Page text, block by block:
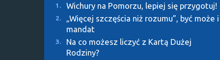
1. Wichury na Pomorzu, lepiej się przygotuj!
2.
„Więcej szczęścia niż rozumu”, być może i
mandat
3.
Na co możesz liczyć z Kartą Dużej
Rodziny?